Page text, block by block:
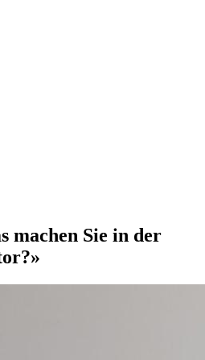
machen Sie in der